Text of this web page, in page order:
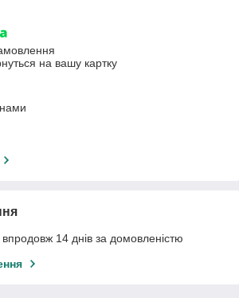
на вашу картку
14 днів за домовленістю